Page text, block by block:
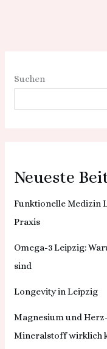
Suchen
Neueste
Funktionelle Medizin
Praxis
Omega-3 Leipzig:
sind
Longevity in Leipzig
Magnesium und
Mineralstoff wirklich